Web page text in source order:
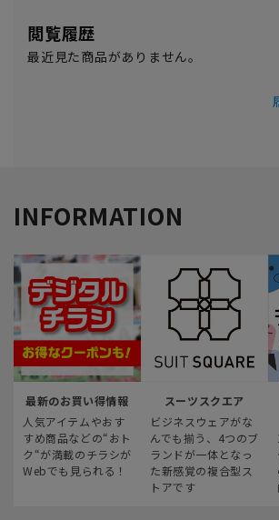
閲覧履歴
最近見た商品がありません。
INFORMATION
最新のお買い得情報
人気アイテムやおす
すめ商品などの“おト
ク“が満載のチラシが
Webでも見られる！
スーツスクエア
ビジネスウェアがな
んでも揃う、4つのブ
ランドが一体となっ
た新感覚の複合型ス
トアです